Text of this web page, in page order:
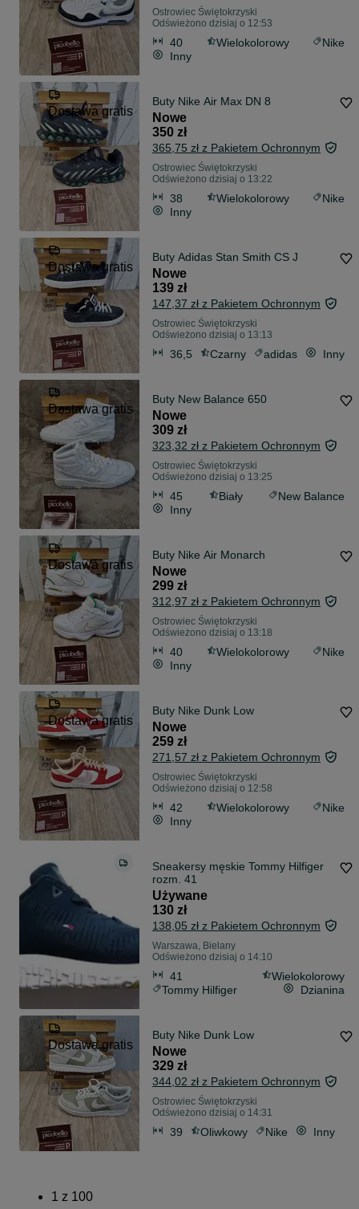
Ostrowiec Świętokrzyski
Odświeżono dzisiaj o 12:53
40 Wielokolorowy
Nike
Inny
Dostawa gratis
Buty Nike Air Max DN 8
Nowe
350 zł
365,75 zł z Pakietem Ochronnym
Ostrowiec Świętokrzyski
Odświeżono dzisiaj o 13:22
38 Wielokolorowy
Nike
Inny
Dostawa gratis
Buty Adidas Stan Smith CS J
Nowe
139 zł
147,37 zł z Pakietem Ochronnym
Ostrowiec Świętokrzyski
Odświeżono dzisiaj o 13:13
36,5 Czarny adidas Inny
Dostawa gratis
Buty New Balance 650
Nowe
309 zł
323,32 zł z Pakietem Ochronnym
Ostrowiec Świętokrzyski
Odświeżono dzisiaj o 13:25
45 Biały
New Balance
Inny
Dostawa gratis
Buty Nike Air Monarch
Nowe
299 zł
312,97 zł z Pakietem Ochronnym
Ostrowiec Świętokrzyski
Odświeżono dzisiaj o 13:18
40 Wielokolorowy
Nike
Inny
Dostawa gratis
Buty Nike Dunk Low
Nowe
259 zł
271,57 zł z Pakietem Ochronnym
Ostrowiec Świętokrzyski
Odświeżono dzisiaj o 12:58
42 Wielokolorowy
Nike
Inny
Sneakersy męskie Tommy Hilfiger
rozm. 41
Używane
130 zł
138,05 zł z Pakietem Ochronnym
Warszawa, Bielany
Odświeżono dzisiaj o 14:10
41
Wielokolorowy
Tommy Hilfiger
Dzianina
Dostawa gratis
Buty Nike Dunk Low
Nowe
329 zł
344,02 zł z Pakietem Ochronnym
Ostrowiec Świętokrzyski
Odświeżono dzisiaj o 14:31
39 Oliwkowy Nike Inny
1 z 100